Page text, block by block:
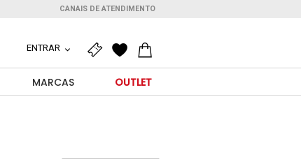
CANAIS DE ATENDIMENTO
ENTRAR
MARCAS OUTLET